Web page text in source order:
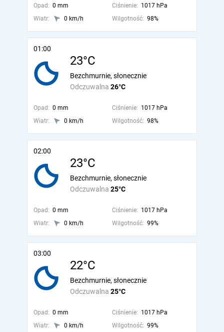
Opad: 0 mm Ciśnienie: 1017 hPa
Wiatr:
0 km/h Wilgotność: 98%
01:00
23°C
Odczuwalna 26°C
Bezchmurnie, słonecznie
Opad: 0 mm Ciśnienie: 1017 hPa
Wiatr:
0 km/h Wilgotność: 98%
02:00
23°C
Odczuwalna 25°C
Bezchmurnie, słonecznie
Opad: 0 mm Ciśnienie: 1017 hPa
Wiatr:
0 km/h Wilgotność: 99%
03:00
22°C
Odczuwalna 25°C
Bezchmurnie, słonecznie
Opad: 0 mm Ciśnienie: 1017 hPa
Wiatr:
0 km/h Wilgotność: 99%